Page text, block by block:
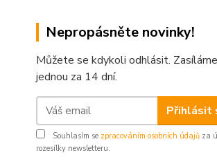
Nepropásněte novinky!
Můžete se kdykoli odhlásit. Zasíláme
jednou za 14 dní.
Přihlásit
Souhlasím se zpracováním osobních údajů za
rozesílky newsletteru.